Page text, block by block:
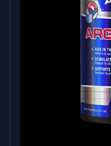
Συχνές Ερωτήσεις
1. Τι είναι η L-
Είναι αμινοξύ που
οξέων για παραγωγή
2. Πόσα mg L-
4000 mg ανά δόση.
3. Είναι κατάλληλο